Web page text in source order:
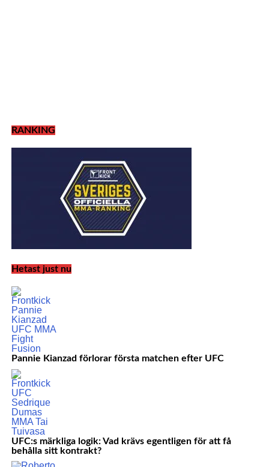
RANKING
Hetast just nu
Pannie Kianzad förlorar första matchen efter UFC
UFC:s märkliga logik: Vad krävs egentligen för att få
behålla sitt kontrakt?